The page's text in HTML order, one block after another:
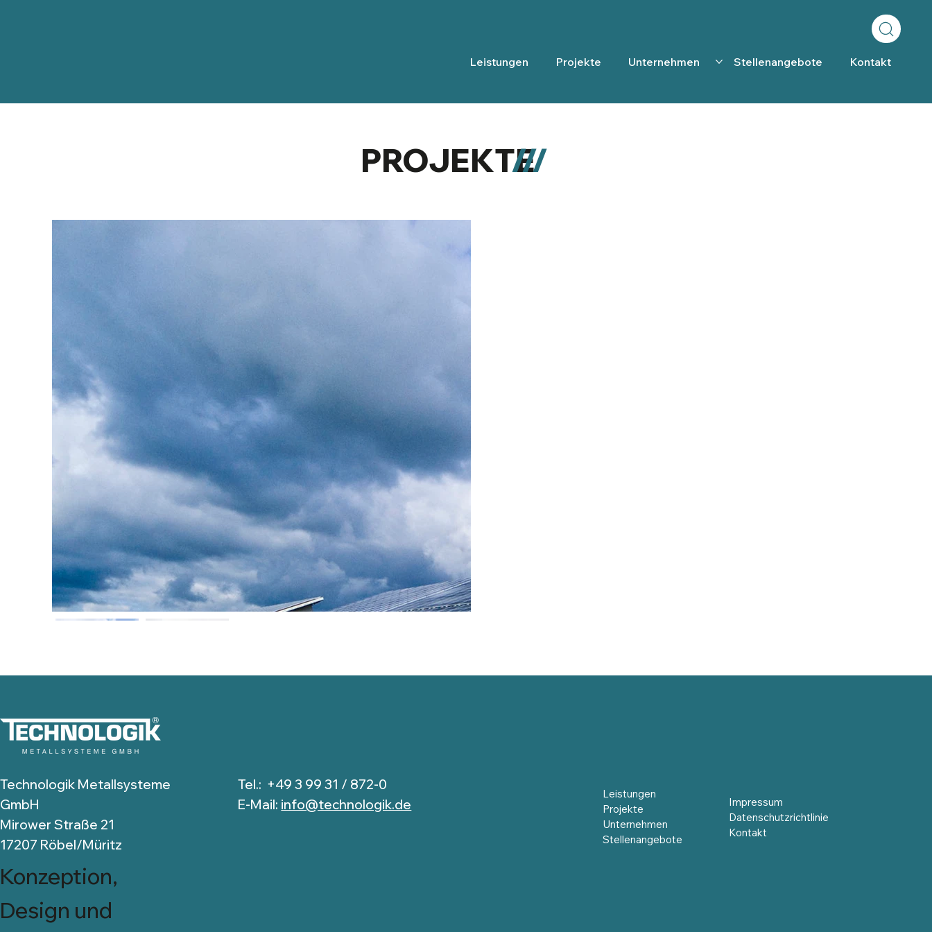
Leistungen Projekte Unternehmen Stellenangebote Kontakt
PROJEKTE
///
Technologik Metallsysteme
GmbH
Mirower Straße 21
17207 Röbel/Müritz
Konzeption,
Design und
Tel.: +49 3 99 31 / 872-0
E-Mail: info@technologik.de
Leistungen
Projekte
Unternehmen
Stellenangebote
Impressum
Datenschutzrichtlinie
Kontakt